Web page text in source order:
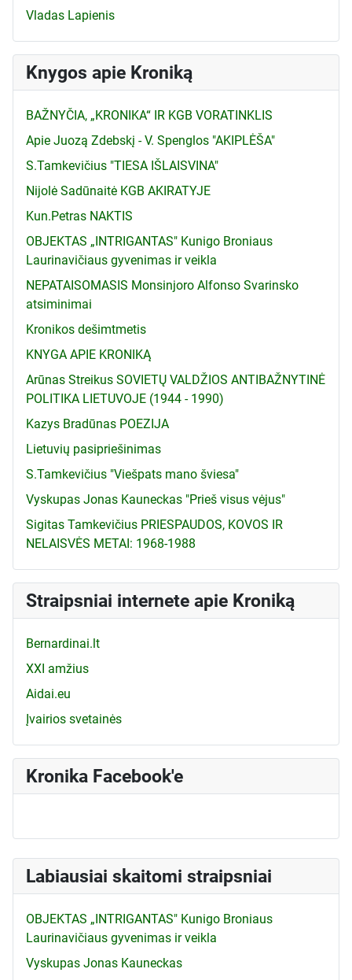
Vladas Lapienis
Knygos apie Kroniką
BAŽNYČIA, „KRONIKA“ IR KGB VORATINKLIS
Apie Juozą Zdebskį - V. Spenglos "AKIPLĖŠA"
S.Tamkevičius "TIESA IŠLAISVINA"
Nijolė Sadūnaitė KGB AKIRATYJE
Kun.Petras NAKTIS
OBJEKTAS „INTRIGANTAS" Kunigo Broniaus
Laurinavičiaus gyvenimas ir veikla
NEPATAISOMASIS Monsinjoro Alfonso Svarinsko
atsiminimai
Kronikos dešimtmetis
KNYGA APIE KRONIKĄ
Arūnas Streikus SOVIETŲ VALDŽIOS ANTIBAŽNYTINĖ
POLITIKA LIETUVOJE (1944 - 1990)
Kazys Bradūnas POEZIJA
Lietuvių pasipriešinimas
S.Tamkevičius "Viešpats mano šviesa"
Vyskupas Jonas Kauneckas "Prieš visus vėjus"
Sigitas Tamkevičius PRIESPAUDOS, KOVOS IR
NELAISVĖS METAI: 1968-1988
Straipsniai internete apie Kroniką
Bernardinai.lt
XXI amžius
Aidai.eu
Įvairios svetainės
Kronika Facebook'e
Labiausiai skaitomi straipsniai
OBJEKTAS „INTRIGANTAS" Kunigo Broniaus
Laurinavičiaus gyvenimas ir veikla
Vyskupas Jonas Kauneckas